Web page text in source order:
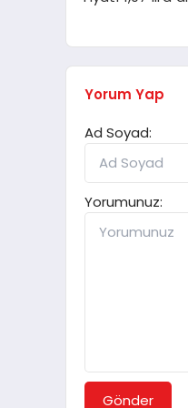
Yorum Yap
Ad Soyad:
Yorumunuz:
Gönder